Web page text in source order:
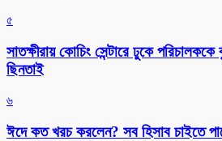
৫
সাতক্ষীরায় কোচিং সেন্টারে ঢুকে
ছিনতাই
৬
ঈদে কত খরচ করলেন? সব হিসাব চাইতে